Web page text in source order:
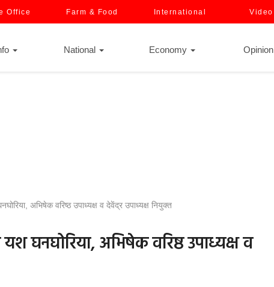
Office Farm & Food International Video
National Economy Opinion
अभिषेक वरिष्ठ उपाध्यक्ष व देवेंद्र उपाध्यक्ष नियुक्त
घनघोरिया, अभिषेक वरिष्ठ उपाध्यक्ष व